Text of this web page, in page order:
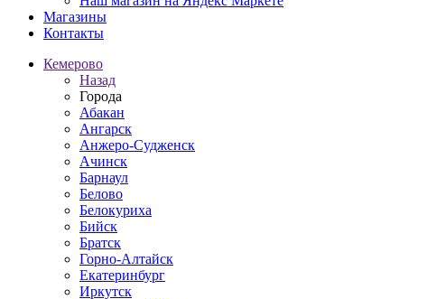
Магазины
Контакты
Кемерово
Назад
Города
Абакан
Ангарск
Анжеро-Судженск
Ачинск
Барнаул
Белово
Белокуриха
Бийск
Братск
Горно-Алтайск
Екатеринбург
Иркутск